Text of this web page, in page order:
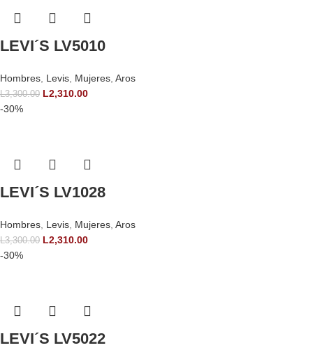
LEVI´S LV5010
Hombres, Levis, Mujeres, Aros
L3,300.00 L2,310.00
-30%
LEVI´S LV1028
Hombres, Levis, Mujeres, Aros
L3,300.00 L2,310.00
-30%
LEVI´S LV5022